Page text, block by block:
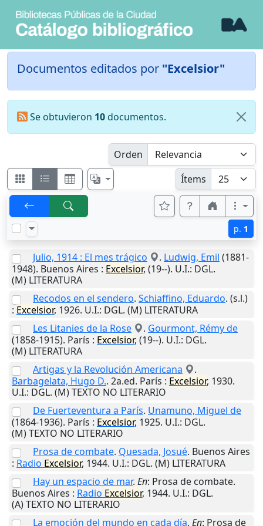
Documentos editados por "Excelsior"
Se obtuvieron 10documentos.
Orden
Ítems
p. 1
Julio, 1914 : El mes trágico . Ludwig, Emil (1881-
1948). Buenos Aires : Excelsior, (19--). U.I.: DGL.
(M) LITERATURA
Recodos en el sendero. Schiaffino, Eduardo. (s.l.)
: Excelsior, 1926. U.I.: DGL. (M) LITERATURA
Les Litanies de la Rose
. Gourmont, Rémy de
(1858-1915). París : Excelsior, (19--). U.I.: DGL.
(M) LITERATURA
Artigas y la Revolución Americana
.
Barbagelata, Hugo D.. 2a.ed. París : Excelsior, 1930.
U.I.: DGL. (M) TEXTO NO LITERARIO
De Fuerteventura a París. Unamuno, Miguel de
(1864-1936). París : Excelsior, 1925. U.I.: DGL.
(M) TEXTO NO LITERARIO
Prosa de combate. Quesada, Josué. Buenos Aires
: Radio Excelsior, 1944. U.I.: DGL. (M) LITERATURA
Hay un espacio de mar. En: Prosa de combate.
Buenos Aires : Radio Excelsior, 1944. U.I.: DGL.
(A) TEXTO NO LITERARIO
La emoción del mundo en cada día. En: Prosa de